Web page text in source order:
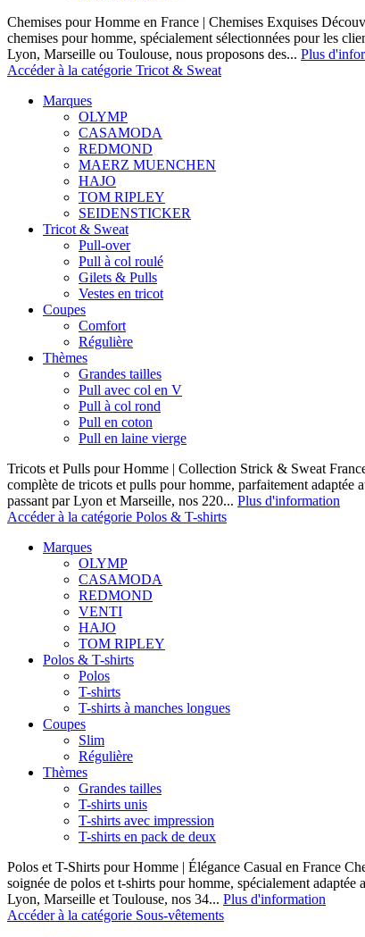
Chemises pour Homme en France | Chemises Exquises
chemises pour homme, spécialement sélectionnées pour les
Lyon, Marseille ou Toulouse, nous proposons des... Plus
Accéder à la catégorie Tricot & Sweat
Marques
OLYMP
CASAMODA
REDMOND
MAERZ MUENCHEN
HAJO
TOM RIPLEY
SEIDENSTICKER
Tricot & Sweat
Pull-over
Pull à col roulé
Gilets & Pulls
Vestes en tricot
Coupes
Comfort
Régulière
Thèmes
Grandes tailles
Pull avec col en V
Pull à col rond
Pull en coton
Pull en laine vierge
Tricots et Pulls pour Homme | Collection Strick & Sweat
complète de tricots et pulls pour homme, parfaitement adaptée
passant par Lyon et Marseille, nos 220... Plus d'information
Accéder à la catégorie Polos & T-shirts
Marques
OLYMP
CASAMODA
REDMOND
VENTI
HAJO
TOM RIPLEY
Polos & T-shirts
Polos
T-shirts
T-shirts à manches longues
Coupes
Slim
Régulière
Thèmes
Grandes tailles
T-shirts unis
T-shirts avec impression
T-shirts en pack de deux
Polos et T-Shirts pour Homme | Élégance Casual en France
soignée de polos et t-shirts pour homme, spécialement
Lyon, Marseille et Toulouse, nos 34... Plus d'information
Accéder à la catégorie Sous-vêtements